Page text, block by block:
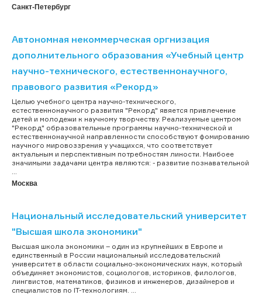
Санкт-Петербург
Автономная некоммерческая оргнизация
дополнительного образования «Учебный центр
научно-технического, естественнонаучного,
правового развития «Рекорд»
Целью учебного центра научно-технического,
естественнонаучного развития "Рекорд" явяется привлечение
детей и молодежи к научному творчеству. Реализуемые центром
"Рекорд" образовательные программы научно-технической и
естественнонаучной направленности способствуют фомированию
научного мировоззрения у учащихся, что соответствует
актуальным и перспективным потребностям линости. Наибоее
значимыми задачами центра являются: - развитие познавательной
Москва
Национальный исследовательский университет
"Высшая школа экономики"
Высшая школа экономики – один из крупнейших в Европе и
единственный в России национальный исследовательский
университет в области социально-экономических наук, который
объединяет экономистов, социологов, историков, филологов,
лингвистов, математиков, физиков и инженеров, дизайнеров и
специалистов по IT-технологиям. ...